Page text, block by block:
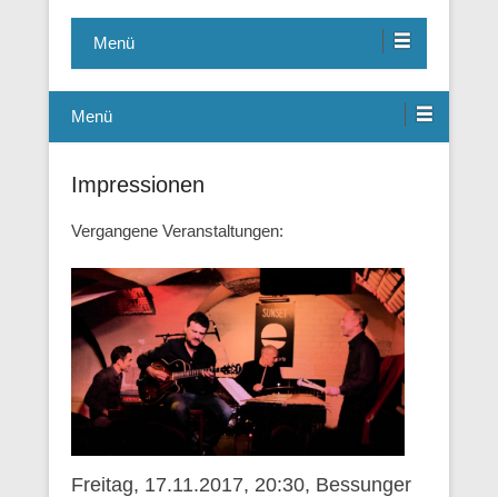
Menü
Menü
Impressionen
Vergangene Veranstaltungen:
Freitag, 17.11.2017, 20:30, Bessunger